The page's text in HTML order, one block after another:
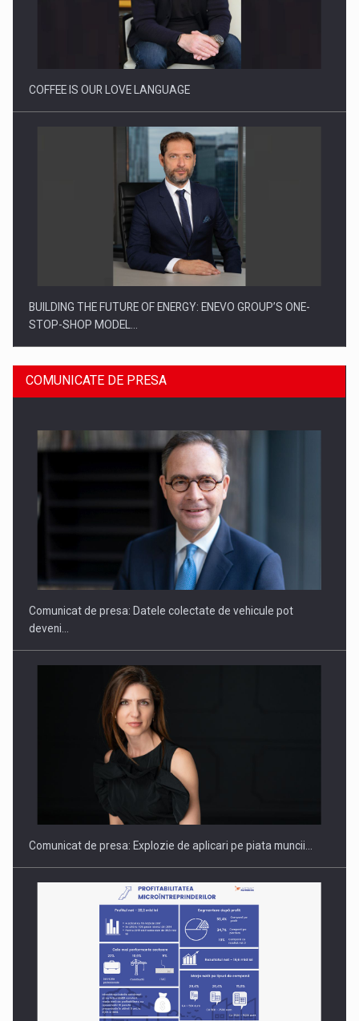
Proteinmaxxing and the Future of Protein Demand
COFFEE IS OUR LOVE LANGUAGE
BUILDING THE FUTURE OF ENERGY: ENEVO GROUP’S ONE-
STOP-SHOP MODEL…
ROOTED IN ROMANIA, BUILT TO DELIVER TECHNOLOGY FOR
PUTTING ROMANIAN CORPORATE COMPANIES ON THE
INTERNATIONAL BUSINESS SCENE
COMUNICATE DE PRESA
Comunicat de presa: Datele colectate de vehicule pot
deveni…
Comunicat de presa: Explozie de aplicari pe piata muncii…